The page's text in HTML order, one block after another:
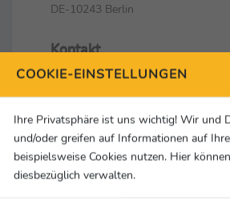
DE-10243 Berlin
Kontakt
+49 (0)30 62933600
Social Media & Links
COOKIE-EINSTELLUNGEN
Ihre Privatsphäre ist uns wichtig! Wir und
und/oder greifen auf Informationen auf
beispielsweise Cookies nutzen. Hier
diesbezüglich verwalten.